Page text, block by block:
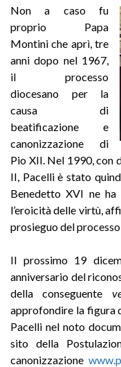
Non a caso fu
proprio Papa
Montini che aprì, tre
anni dopo nel 1967,
il processo
diocesano per la
causa di
beatificazione e
canonizzazione di
Pio XII. Nel 1990, con
II, Pacelli è stato
Benedetto XVI ne
l’eroicità delle virtù,
prosieguo del
Il prossimo 19
anniversario del
della conseguente
approfondire la figura
Pacelli nel noto
sito della
canonizzazione